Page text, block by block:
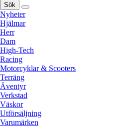
Sök
Nyheter
Hjälmar
Herr
Dam
High-Tech
Racing
Motorcyklar & Scooters
Terräng
Äventyr
Verkstad
Väskor
Utförsäljning
Varumärken